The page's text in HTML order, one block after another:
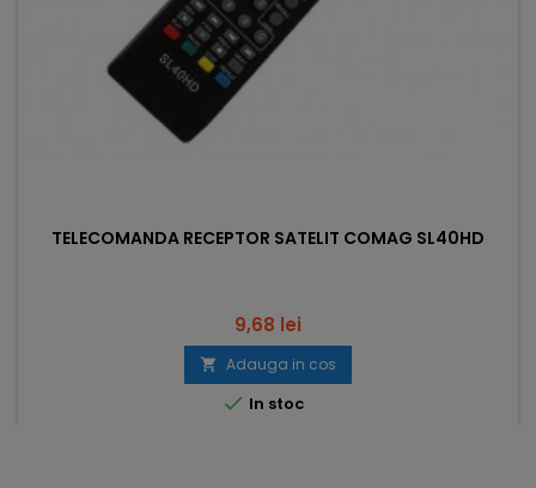
TELECOMANDA RECEPTOR SATELIT COMAG SL40HD
Pret
9,68 lei
 Adauga in cos
 In stoc